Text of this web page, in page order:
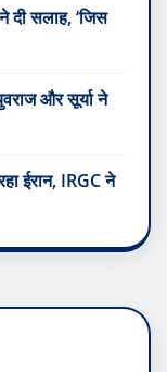
दी सलाह, ‘जिस
और सूर्या ने
ईरान, IRGC ने